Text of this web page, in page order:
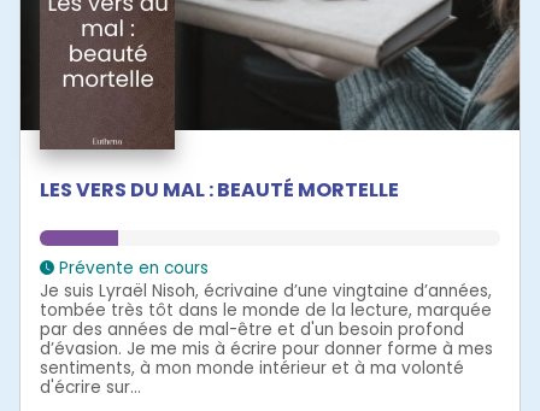
LES VERS DU MAL : BEAUTÉ MORTELLE
Prévente en cours
Je suis Lyraël Nisoh, écrivaine d’une vingtaine d’années,
tombée très tôt dans le monde de la lecture, marquée
par des années de mal-être et d'un besoin profond
d’évasion. Je me mis à écrire pour donner forme à mes
sentiments, à mon monde intérieur et à ma volonté
d'écrire sur...